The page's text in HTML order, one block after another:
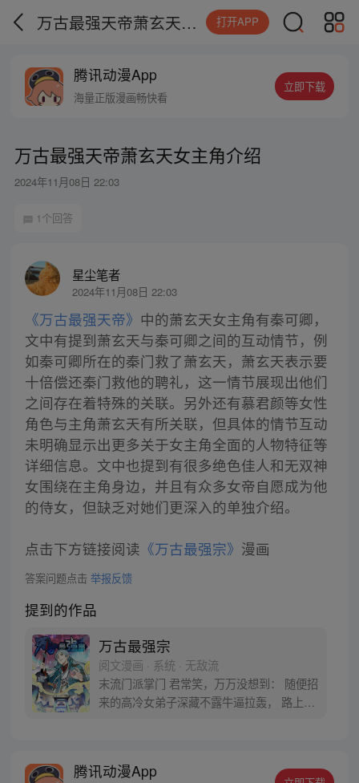
万古最强天帝萧玄天女主角介绍 打开APP
腾讯动漫App
海量正版漫画畅快看
立即下载
万古最强天帝萧玄天女主角介绍
2024年11月08日 22:03
1个回答
星尘笔者
2024年11月08日 22:03
《万古最强天帝》 中的萧玄天女主角有秦可卿，
文中有提到萧玄天与秦可卿之间的互动情节，例
如秦可卿所在的秦门救了萧玄天，萧玄天表示要
十倍偿还秦门救他的聘礼，这一情节展现出他们
之间存在着特殊的关联。另外还有慕君颜等女性
角色与主角萧玄天有所关联，但具体的情节互动
未明确显示出更多关于女主角全面的人物特征等
详细信息。文中也提到有很多绝色佳人和无双神
女围绕在主角身边，并且有众多女帝自愿成为他
的侍女，但缺乏对她们更深入的单独介绍。
点击下方链接阅读 《万古最强宗》 漫画
答案问题点击 举报反馈
提到的作品
万古最强宗
阅文漫画 · 系统 · 无敌流
末流门派掌门 君常笑，万万没想到： 随便招
来的高冷女弟子深藏不露牛逼拉轰， 路上闭
苍要我末流门派逆天，挡不住啊
腾讯动漫App